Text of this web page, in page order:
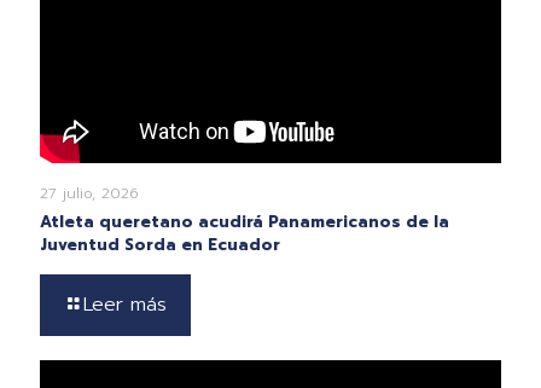
27 julio, 2026
Atleta queretano acudirá Panamericanos de la
Juventud Sorda en Ecuador
Leer más